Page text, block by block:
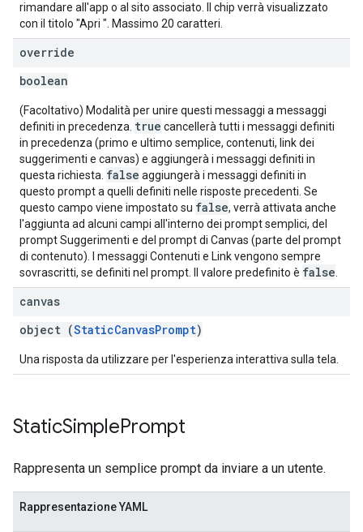
rimandare all'app o al sito associato. Il chip verrà visualizzato
con il titolo "Apri ". Massimo 20 caratteri.
override
boolean
(Facoltativo) Modalità per unire questi messaggi a messaggi
definiti in precedenza. true cancellerà tutti i messaggi definiti
in precedenza (primo e ultimo semplice, contenuti, link dei
suggerimenti e canvas) e aggiungerà i messaggi definiti in
questa richiesta. false aggiungerà i messaggi definiti in
questo prompt a quelli definiti nelle risposte precedenti. Se
questo campo viene impostato su false, verrà attivata anche
l'aggiunta ad alcuni campi all'interno dei prompt semplici, del
prompt Suggerimenti e del prompt di Canvas (parte del prompt
di contenuto). I messaggi Contenuti e Link vengono sempre
sovrascritti, se definiti nel prompt. Il valore predefinito è false
canvas
object (StaticCanvasPrompt)
Una risposta da utilizzare per l'esperienza interattiva sulla tela.
StaticSimplePrompt
Rappresenta un semplice prompt da inviare a un utente.
Rappresentazione YAML